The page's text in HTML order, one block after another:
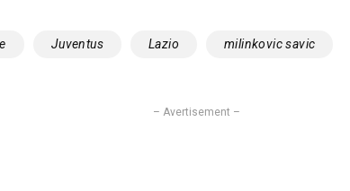
Juventus Lazio milinkovic savic
– Avertisement –